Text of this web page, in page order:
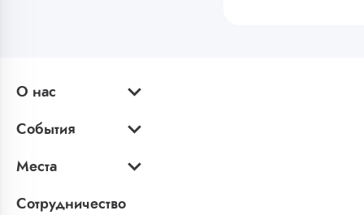
О нас
События
Места
Сотрудничество